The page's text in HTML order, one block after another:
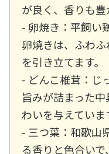
が良く、香りも豊
- 卵焼き：平飼い
卵焼きは、ふわ
を引き立てます。
- どんこ椎茸：じ
旨みが詰まった
わいを与えていま
- 三つ葉：和歌山
る香りと色合い